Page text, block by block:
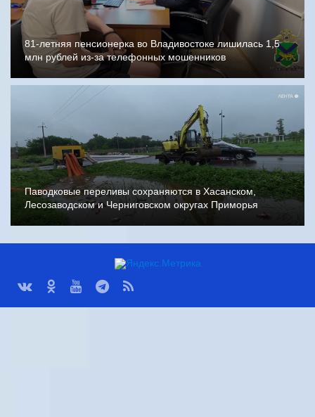
81-летняя пенсионерка во Владивостоке лишилась 1,5
млн рублей из-за телефонных мошенников
Паводковые переливы сохраняются в Хасанском,
Лесозаводском и Черниговском округах Приморья